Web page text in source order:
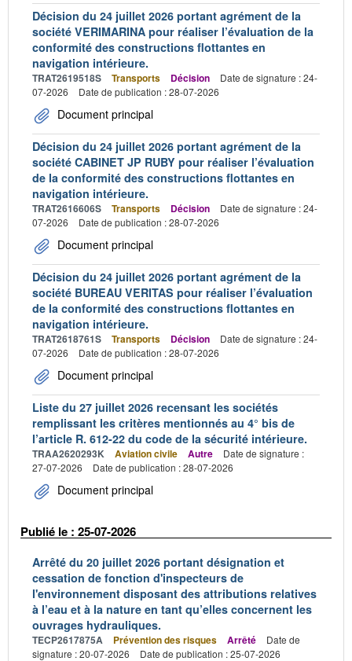
Décision du 24 juillet 2026 portant agrément de la
société VERIMARINA pour réaliser l’évaluation de la
conformité des constructions flottantes en
navigation intérieure.
TRAT2619518S Transports Décision
Date de signature : 24-
07-2026
Date de publication : 28-07-2026
Document principal
Décision du 24 juillet 2026 portant agrément de la
société CABINET JP RUBY pour réaliser l’évaluation
de la conformité des constructions flottantes en
navigation intérieure.
TRAT2616606S Transports Décision
Date de signature : 24-
07-2026
Date de publication : 28-07-2026
Document principal
Décision du 24 juillet 2026 portant agrément de la
société BUREAU VERITAS pour réaliser l’évaluation
de la conformité des constructions flottantes en
navigation intérieure.
TRAT2618761S Transports Décision
Date de signature : 24-
07-2026
Date de publication : 28-07-2026
Document principal
Liste du 27 juillet 2026 recensant les sociétés
remplissant les critères mentionnés au 4° bis de
l’article R. 612-22 du code de la sécurité intérieure.
TRAA2620293K Aviation civile Autre
Date de signature :
27-07-2026
Date de publication : 28-07-2026
Document principal
Publié le : 25-07-2026
Arrêté du 20 juillet 2026 portant désignation et
cessation de fonction d'inspecteurs de
l'environnement disposant des attributions relatives
à l’eau et à la nature en tant qu’elles concernent les
ouvrages hydrauliques.
TECP2617875A Prévention des risques Arrêté
Date de
signature : 20-07-2026
Date de publication : 25-07-2026